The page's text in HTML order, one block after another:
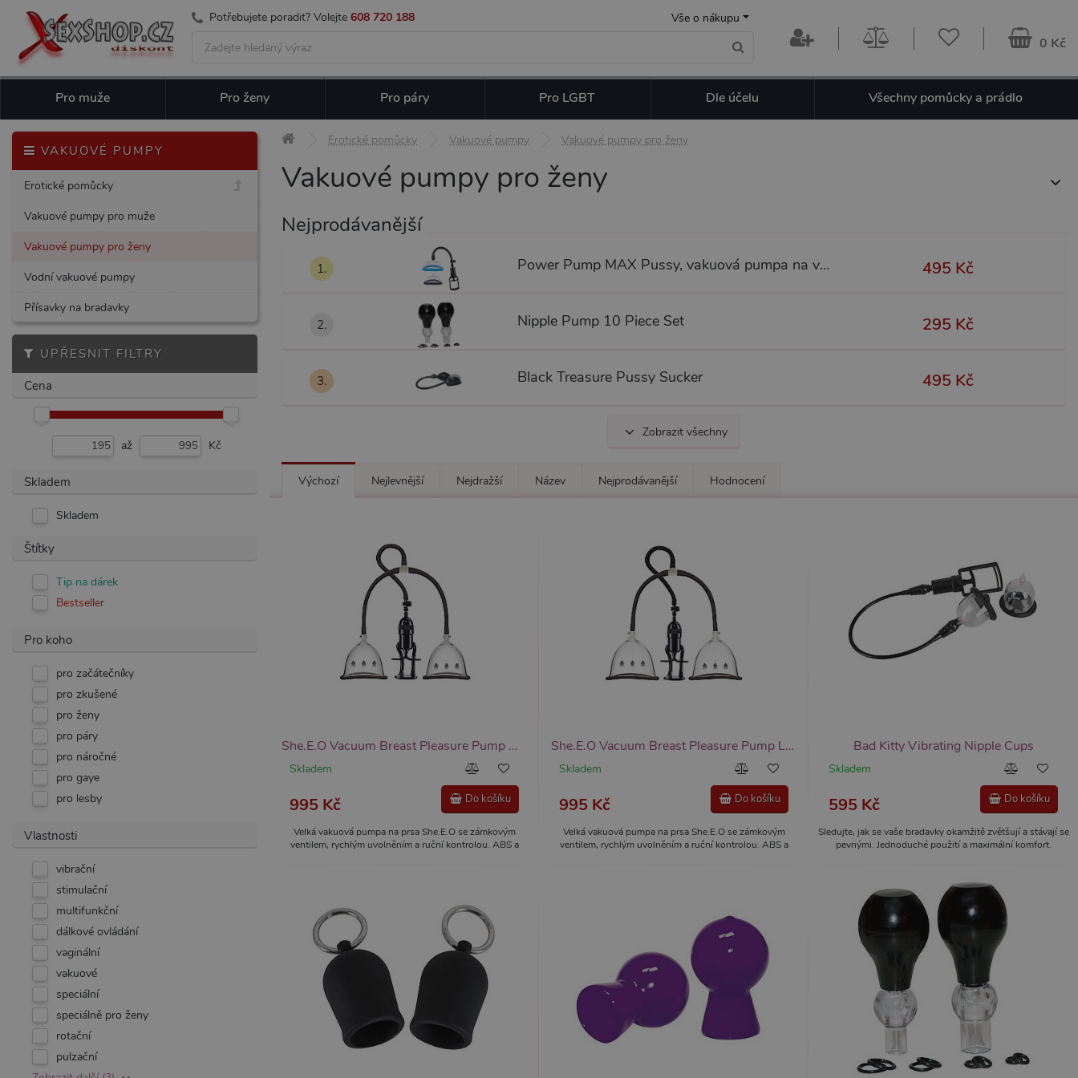
Potřebujete poradit? Volejte 608 720 188 Vše o nákupu
0 Kč
Pro muže Pro ženy Pro páry Pro LGBT Dle účelu Všechny pomůcky a prádlo
Erotické pomůcky Vakuové pumpy Vakuové pumpy pro ženy
Vakuové pumpy pro ženy
Nejprodávanější
1. Power Pump MAX Pussy, vakuová pumpa na vaginu 495 Kč
2. Nipple Pump 10 Piece Set 295 Kč
3. Black Treasure Pussy Sucker 495 Kč
Zobrazit všechny
Výchozí Nejlevnější Nejdražší Název Nejprodávanější Hodnocení
She.E.O Vacuum Breast Pleasure Pump Medium, vakuová pumpa na prsa
Skladem
995 Kč Do košíku
Velká vakuová pumpa na prsa She.E.O se zámkovým
ventilem, rychlým uvolněním a ruční kontrolou. ABS a
She.E.O Vacuum Breast Pleasure Pump Large, vakuová pumpa na prsa
Skladem
995 Kč Do košíku
Velká vakuová pumpa na prsa She.E.O se zámkovým
ventilem, rychlým uvolněním a ruční kontrolou. ABS a
Bad Kitty Vibrating Nipple Cups
Skladem
595 Kč Do košíku
Sledujte, jak se vaše bradavky okamžitě zvětšují a stávají se
pevnými. Jednoduché použití a maximální komfort.
VAKUOVÉ PUMPY
Erotické pomůcky
Vakuové pumpy pro muže
Vakuové pumpy pro ženy
Vodní vakuové pumpy
Přísavky na bradavky
UPŘESNIT FILTRY
Cena
až Kč
Skladem
Skladem
Štítky
Tip na dárek
Bestseller
Pro koho
pro začátečníky
pro zkušené
pro ženy
pro páry
pro náročné
pro gaye
pro lesby
Vlastnosti
vibrační
stimulační
multifunkční
dálkové ovládání
vaginální
vakuové
speciální
speciálně pro ženy
rotační
pulzační